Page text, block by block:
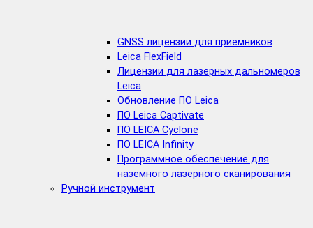
GNSS лицензии для приемников
Leica FlexField
Лицензии для лазерных дальномеров
Leica
Обновление ПО Leica
ПО Leica Captivate
ПО LEICA Cyclone
ПО LEICA Infinity
Программное обеспечение для
наземного лазерного сканирования
Ручной инструмент